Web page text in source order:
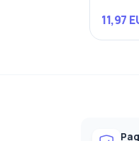
11,97